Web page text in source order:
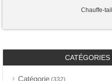
Chauffe-
Catégorie